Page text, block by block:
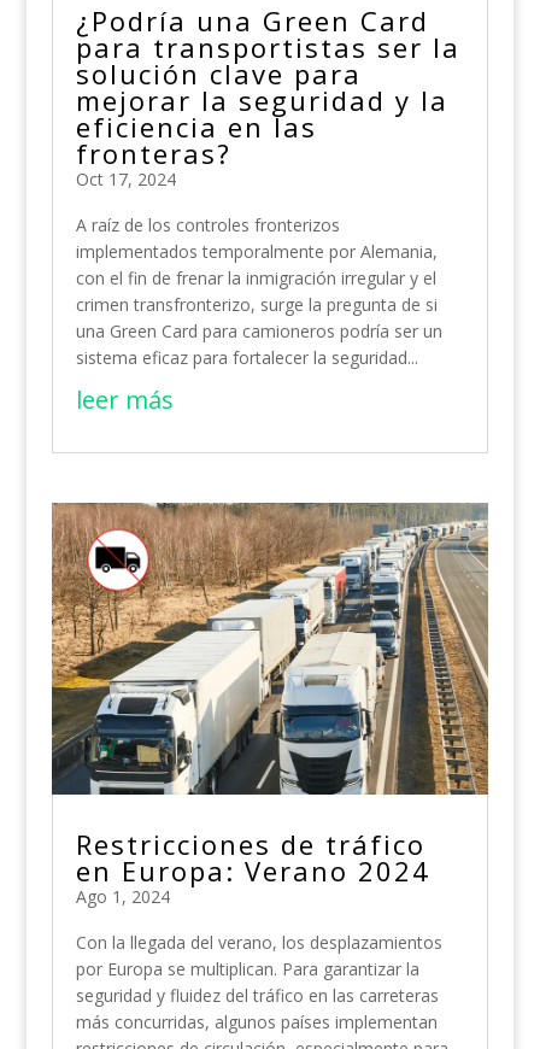
¿Podría una Green Card
para transportistas ser la
solución clave para
mejorar la seguridad y la
eficiencia en las
fronteras?
Oct 17, 2024
A raíz de los controles fronterizos
implementados temporalmente por Alemania,
con el fin de frenar la inmigración irregular y el
crimen transfronterizo, surge la pregunta de si
una Green Card para camioneros podría ser un
sistema eficaz para fortalecer la seguridad...
leer más
Restricciones de tráfico
en Europa: Verano 2024
Ago 1, 2024
Con la llegada del verano, los desplazamientos
por Europa se multiplican. Para garantizar la
seguridad y fluidez del tráfico en las carreteras
más concurridas, algunos países implementan